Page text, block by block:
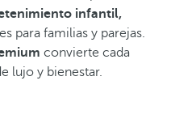
infantil,
para familias y parejas.
convierte cada
lujo y bienestar.